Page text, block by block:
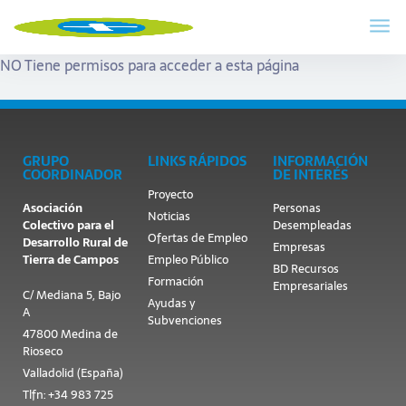
NO Tiene permisos para acceder a esta página
GRUPO
COORDINADOR
Asociación
Colectivo para el
Desarrollo Rural de
Tierra de Campos
C/ Mediana 5, Bajo
A
47800 Medina de
Rioseco
Valladolid (España)
Tlfn: +34 983 725
LINKS RÁPIDOS
Proyecto
Noticias
Ofertas de Empleo
Empleo Público
Formación
Ayudas y
Subvenciones
INFORMACIÓN
DE INTERÉS
Personas
Desempleadas
Empresas
BD Recursos
Empresariales